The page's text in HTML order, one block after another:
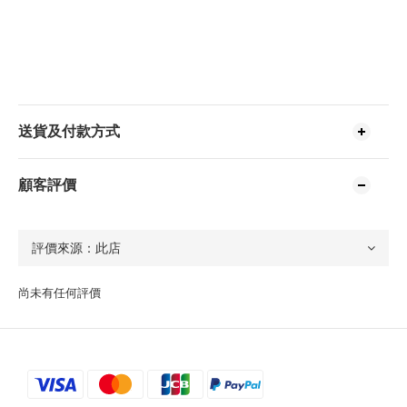
送貨及付款方式
顧客評價
尚未有任何評價